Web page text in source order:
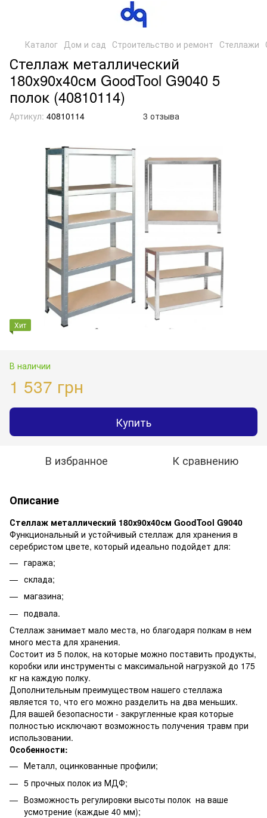
Каталог Дом и сад Строительство и ремонт Стеллажи
Стеллаж металлический
180х90х40см GoodTool G9040 5
полок (40810114)
Артикул: 40810114 3 отзыва
Хит
В наличии
1 537 грн
Купить
В избранное К сравнению
Описание
Стеллаж металлический 180х90х40см GoodTool G9040
Функциональный и устойчивый стеллаж для хранения в
серебристом цвете, который идеально подойдет для:
гаража;
склада;
магазина;
подвала.
Стеллаж занимает мало места, но благодаря полкам в нем
много места для хранения.
Состоит из 5 полок, на которые можно поставить продукты,
коробки или инструменты с максимальной нагрузкой до 175
кг на каждую полку.
Дополнительным преимуществом нашего стеллажа
является то, что его можно разделить на два меньших.
Для вашей безопасности - закругленные края которые
полностью исключают возможность получения травм при
использовании.
Особенности:
Металл, оцинкованные профили;
5 прочных полок из МДФ;
Возможность регулировки высоты полок на ваше
усмотрение (каждые 40 мм);